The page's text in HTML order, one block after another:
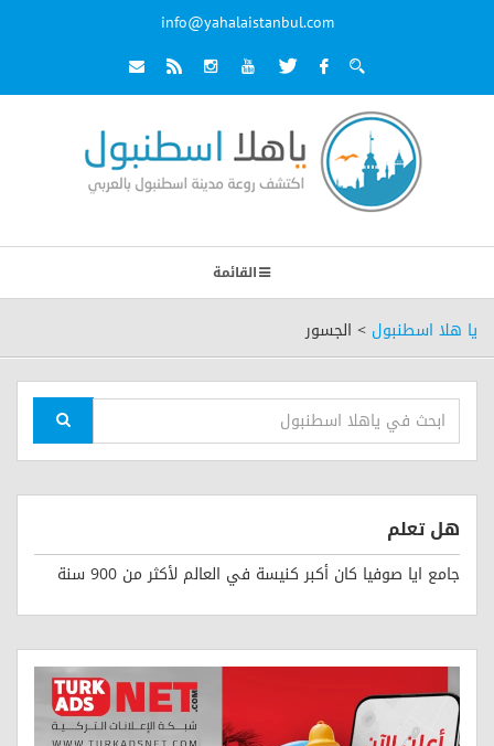
info@yahalaistanbul.com
القائمة
يا هلا اسطنبول > الجسور
هل تعلم
جامع ايا صوفيا كان أكبر كنيسة في العالم لأكثر من 900 سنة